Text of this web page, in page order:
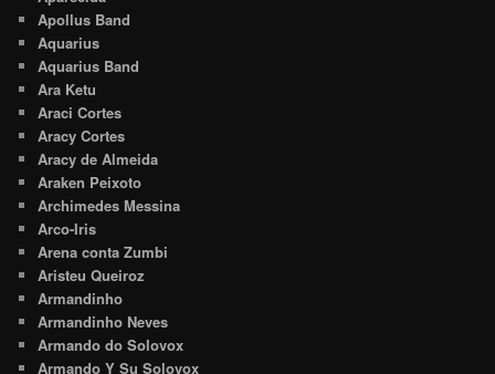
Apollus Band
Aquarius
Aquarius Band
Ara Ketu
Araci Cortes
Aracy Cortes
Aracy de Almeida
Araken Peixoto
Archimedes Messina
Arco-Iris
Arena conta Zumbi
Aristeu Queiroz
Armandinho
Armandinho Neves
Armando do Solovox
Armando Y Su Solovox